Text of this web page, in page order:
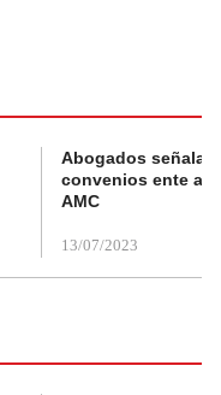
Abogados
convenios ente
AMC
13/07/2023